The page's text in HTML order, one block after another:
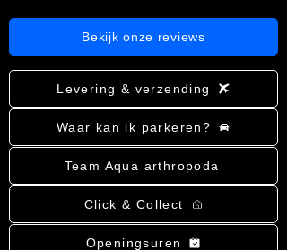
Bekijk onze reviews
Levering & verzending
Waar kan ik parkeren?
Team Aqua arthropoda
Click & Collect
Openingsuren